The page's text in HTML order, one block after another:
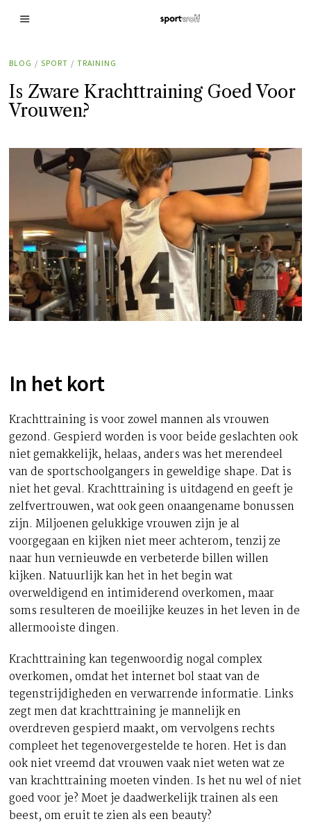
BLOG / SPORT / TRAINING
Is Zware Krachttraining Goed Voor
Vrouwen?
In het kort
Krachttraining is voor zowel mannen als vrouwen
gezond. Gespierd worden is voor beide geslachten ook
niet gemakkelijk, helaas, anders was het merendeel
van de sportschoolgangers in geweldige shape. Dat is
niet het geval. Krachttraining is uitdagend en geeft je
zelfvertrouwen, wat ook geen onaangename bonussen
zijn. Miljoenen gelukkige vrouwen zijn je al
voorgegaan en kijken niet meer achterom, tenzij ze
naar hun vernieuwde en verbeterde billen willen
kijken. Natuurlijk kan het in het begin wat
overweldigend en intimiderend overkomen, maar
soms resulteren de moeilijke keuzes in het leven in de
allermooiste dingen.
Krachttraining kan tegenwoordig nogal complex
overkomen, omdat het internet bol staat van de
tegenstrijdigheden en verwarrende informatie. Links
zegt men dat krachttraining je mannelijk en
overdreven gespierd maakt, om vervolgens rechts
compleet het tegenovergestelde te horen. Het is dan
ook niet vreemd dat vrouwen vaak niet weten wat ze
van krachttraining moeten vinden. Is het nu wel of niet
goed voor je? Moet je daadwerkelijk trainen als een
beest, om eruit te zien als een beauty?